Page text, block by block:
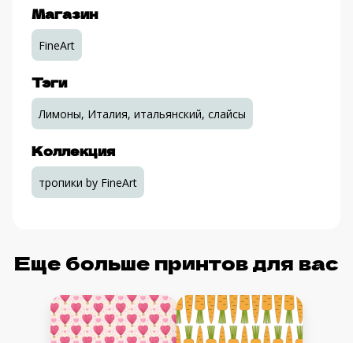
Магазин
FineArt
Тэги
Лимоны, Италия, итальянский, слайсы
Коллекция
тропики by FineArt
Еще больше принтов для вас